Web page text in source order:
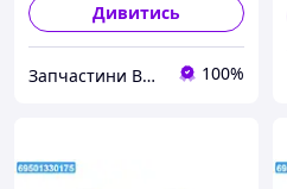
Дивитись
Запчастини ВСІМ 100%